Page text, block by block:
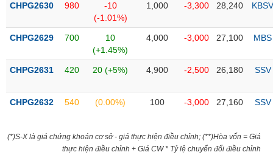
CHPG2630 980
-10
(-1.01%)
1,000 -3,300 28,240 KBSV
CHPG2629 700
10
(+1.45%)
4,000 -3,000 27,100 MBS
CHPG2631 420 20 (+5%) 4,900 -2,500 26,180 SSV
CHPG2632 540 (0.00%) 100 -3,000 27,160 SSV
(*)S-X là giá chứng khoán cơ sở - giá thực hiện điều chỉnh; (**)Hòa vốn = Giá
thực hiện điều chỉnh + Giá CW * Tỷ lệ chuyển đổi điều chỉnh
DÙNG
THIẾT